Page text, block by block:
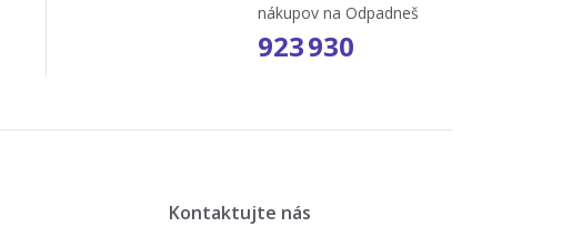
nákupov na Odpadneš
923 930
Kontaktujte nás